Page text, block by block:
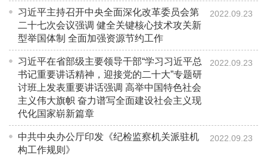
习近平主持召开中央全面深化改革委员会第
二十七次会议强调 健全关键核心技术攻关新
型举国体制 全面加强资源节约工作
2022.09.23
习近平在省部级主要领导干部“学习习近平总
书记重要讲话精神，迎接党的二十大”专题研
讨班上发表重要讲话强调 高举中国特色社会
主义伟大旗帜 奋力谱写全面建设社会主义现
代化国家崭新篇章
2022.09.23
中共中央办公厅印发《纪检监察机关派驻机
构工作规则》
2022.09.23